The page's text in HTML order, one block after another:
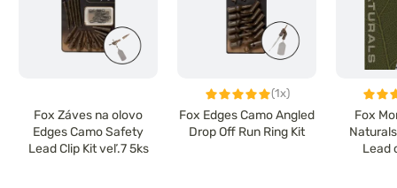
Fox Záves na olovo
Edges Camo Safety
Lead Clip Kit veľ.7 5ks
(1x)
Fox Edges Camo Angled
Drop Off Run Ring Kit
Fox
Lead